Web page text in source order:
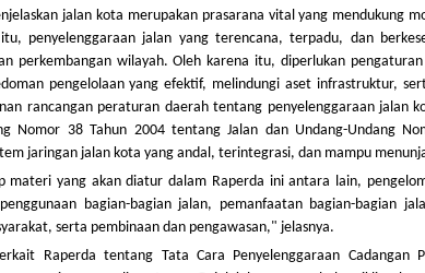
jalan kota merupakan prasarana vital yang mendukung
penyelenggaraan jalan yang terencana, terpadu, dan
perkembangan wilayah. Oleh karena itu, diperlukan
pengelolaan yang efektif, melindungi aset infrastruktur,
rancangan peraturan daerah tentang penyelenggaraan jalan
Nomor 38 Tahun 2004 tentang Jalan dan Undang-Undang
jaringan jalan kota yang andal, terintegrasi, dan mampu
materi yang akan diatur dalam Raperda ini antara lain,
bagian-bagian jalan, pemanfaatan bagian-bagian
serta pembinaan dan pengawasan," jelasnya.
Raperda tentang Tata Cara Penyelenggaraan Cadangan